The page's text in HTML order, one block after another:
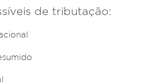
de tributação: